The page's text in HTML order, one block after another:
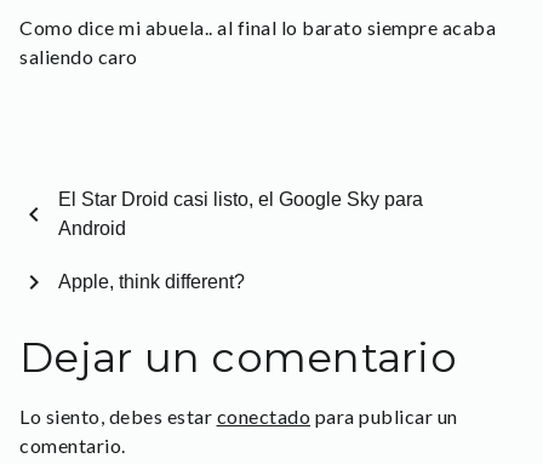
Como dice mi abuela.. al final lo barato siempre acaba
saliendo caro
chevron_left
El Star Droid casi listo, el Google Sky para
Android
Apple, think different?
chevron_right
Dejar un comentario
Lo siento, debes estar conectado para publicar un
comentario.